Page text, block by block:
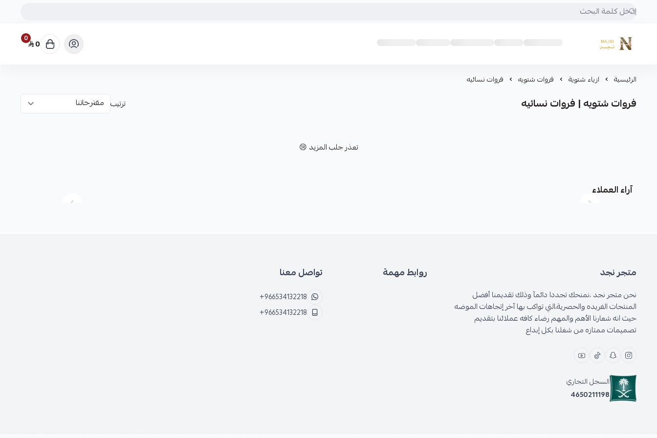
متجر نجد
0 0
الرئيسية ازياء شتوية فروات شتويه فروات نسائيه
فروات شتويه | فروات نسائيه ترتيب
تعذر جلب المزيد 😢
آراء العملاء
متجر نجد
نحن متجر نجد ،نمنحك تجددا دائمآ وذلك تقديمنا أفضل
المنتجات الفريده والحصرية،التي تواكب بها آخر إتجاهات الموضه
حيث انه شعارنا الأهم والمهم رضاء كافه عملائنا بتقديم
تصميمات ممتازه من شغلنا بكل إبداع
السجل التجاري
4650211198
روابط مهمة تواصل معنا
+966534132218
+966534132218